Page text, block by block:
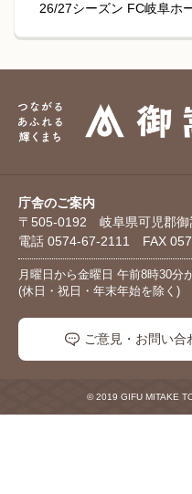
26/27シーズン FC岐阜ホ
庁舎のご案内
〒505-0192 岐阜県可児郡御
電話 0574-67-2111 FAX
月曜日から金曜日 午前8時30分
(休日・祝日・年末年始を除く)
ご意見・お問い合
© 2019 GIFU MITAKE